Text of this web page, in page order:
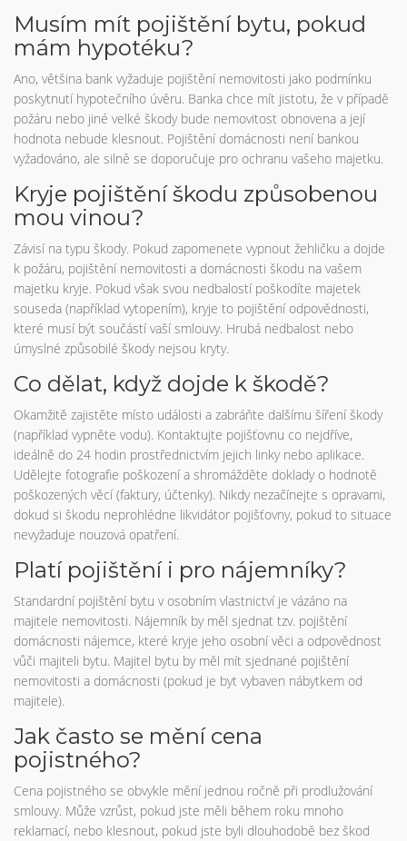
Musím mít pojištění bytu, pokud
mám hypotéku?
Ano, většina bank vyžaduje pojištění nemovitosti jako podmínku
poskytnutí hypotečního úvěru. Banka chce mít jistotu, že v případě
požáru nebo jiné velké škody bude nemovitost obnovena a její
hodnota nebude klesnout. Pojištění domácnosti není bankou
vyžadováno, ale silně se doporučuje pro ochranu vašeho majetku.
Kryje pojištění škodu způsobenou
mou vinou?
Závisí na typu škody. Pokud zapomenete vypnout žehličku a dojde
k požáru, pojištění nemovitosti a domácnosti škodu na vašem
majetku kryje. Pokud však svou nedbalostí poškodíte majetek
souseda (například vytopením), kryje to pojištění odpovědnosti,
které musí být součástí vaší smlouvy. Hrubá nedbalost nebo
úmyslné způsobilé škody nejsou kryty.
Co dělat, když dojde k škodě?
Okamžitě zajistěte místo události a zabráňte dalšímu šíření škody
(například vypněte vodu). Kontaktujte pojišťovnu co nejdříve,
ideálně do 24 hodin prostřednictvím jejich linky nebo aplikace.
Udělejte fotografie poškození a shromážděte doklady o hodnotě
poškozených věcí (faktury, účtenky). Nikdy nezačínejte s opravami,
dokud si škodu neprohlédne likvidátor pojišťovny, pokud to situace
nevyžaduje nouzová opatření.
Platí pojištění i pro nájemníky?
Standardní pojištění bytu v osobním vlastnictví je vázáno na
majitele nemovitosti. Nájemník by měl sjednat tzv. pojištění
domácnosti nájemce, které kryje jeho osobní věci a odpovědnost
vůči majiteli bytu. Majitel bytu by měl mít sjednané pojištění
nemovitosti a domácnosti (pokud je byt vybaven nábytkem od
majitele).
Jak často se mění cena
pojistného?
Cena pojistného se obvykle mění jednou ročně při prodlužování
smlouvy. Může vzrůst, pokud jste měli během roku mnoho
reklamací, nebo klesnout, pokud jste byli dlouhodobě bez škod